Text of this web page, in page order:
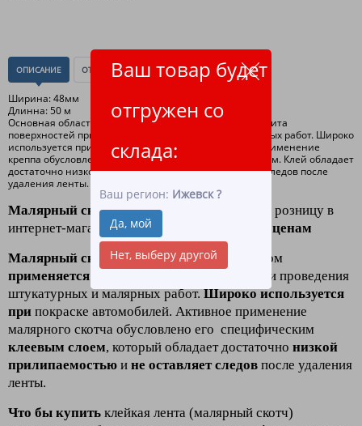
Ваш товар будет
отгружен со
склада:
Ваш регион: Ижевск ?
Да, мой
Нет, выберу другой
ОПИСАНИЕ ОТЗЫВЫ(0)
Ширина: 48мм
Длинна: 50 м
Основная область применение малярной ленты - защита
поверхностей при проведении штукатурных и малярных работ. Широко
используется при покраске автомобилей. Активное применение
креппа обусловлено его специфическим клеевым слоем. Клей обладает
достаточно низкой прилипаемостью, и не оставляет следов после
удаления ленты.
Малярный скотч(клейкая лента) оптом и в розницу в
интернет-магазине "ЛидерТекс"
по низким ценам
Малярный скотч(клейкая лента) в основном
применяется для защиты поверхности
при проведения
штукатурных и малярных работ.Широко используется
при покраске автомобилей. Активное применение
малярного скотча обусловлено его специфическим
клеевым слоем, который обладает достаточно низкой
прилипаемостью и не оставляет следов после удаления
ленты.
Что бы купить клейкая лента (малярный скотч)